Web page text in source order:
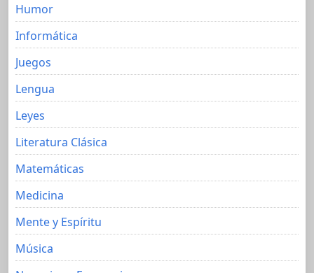
Humor
Informática
Juegos
Lengua
Leyes
Literatura Clásica
Matemáticas
Medicina
Mente y Espíritu
Música